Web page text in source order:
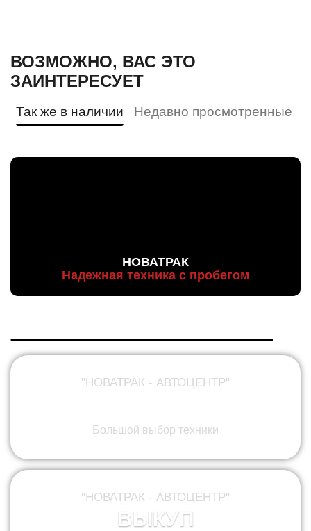
ВОЗМОЖНО, ВАС ЭТО
ЗАИНТЕРЕСУЕТ
Так же в наличии Недавно просмотренные
НОВАТРАК
Надежная техника с пробегом
"НОВАТРАК - АВТОЦЕНТР"
Большой выбор техники
"НОВАТРАК - АВТОЦЕНТР"
ВЫКУП